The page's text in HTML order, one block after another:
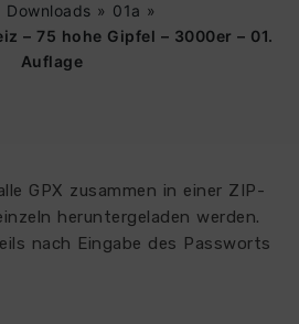
Downloads » 01a »
– 75 hohe Gipfel – 3000er – 01.
Auflage
GPX zusammen in einer ZIP-
heruntergeladen werden.
nach Eingabe des Passworts